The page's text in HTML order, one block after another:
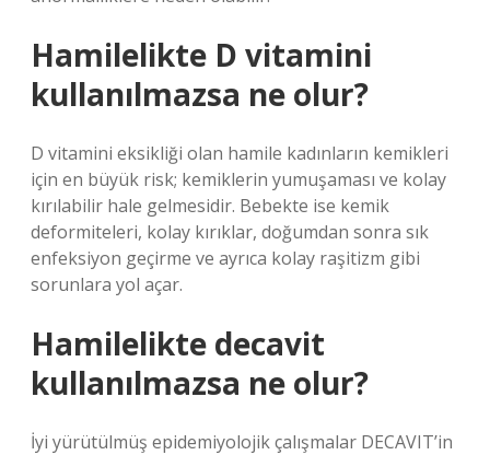
Hamilelikte D vitamini
kullanılmazsa ne olur?
D vitamini eksikliği olan hamile kadınların kemikleri
için en büyük risk; kemiklerin yumuşaması ve kolay
kırılabilir hale gelmesidir. Bebekte ise kemik
deformiteleri, kolay kırıklar, doğumdan sonra sık
enfeksiyon geçirme ve ayrıca kolay raşitizm gibi
sorunlara yol açar.
Hamilelikte decavit
kullanılmazsa ne olur?
İyi yürütülmüş epidemiyolojik çalışmalar DECAVIT’in